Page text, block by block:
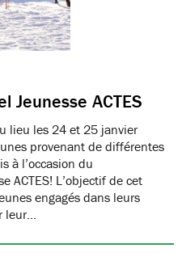
Jeunesse ACTES
lieu les 24 et 25 janvier
provenant de différentes
à l’occasion du
ACTES! L’objectif de cet
engagés dans leurs